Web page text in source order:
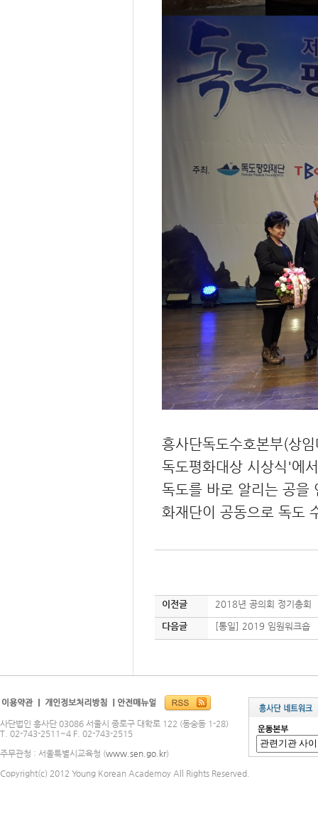
흥사단독도수호본부(상
독도평화대상 시상식'에
독도를 바로 알리는 공을
화재단이 공동으로 독도
이전글 2018년 공의회 정기총회
다음글 [통일] 2019 임원워크숍
사단법인 흥사단 03086 서울시 종로구 대학로 122 (동숭동 1-28)
T. 02-743-2511~4 F. 02-743-2515
주무관청 : 서울특별시교육청 (www.sen.go.kr)
Copyright(c) 2012 Young Korean Academoy All Rights Reserved.